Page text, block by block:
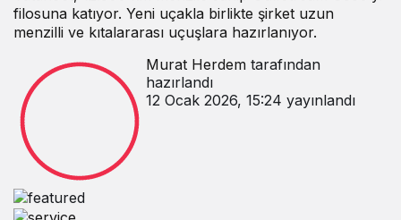
filosuna katıyor. Yeni uçakla birlikte şirket uzun
menzilli ve kıtalararası uçuşlara hazırlanıyor.
Murat Herdemtarafından
hazırlandı
12 Ocak 2026, 15:24 yayınlandı